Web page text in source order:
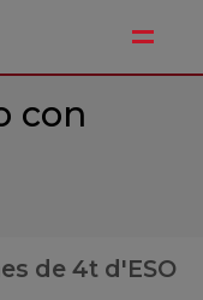
con
de 4t d'ESO